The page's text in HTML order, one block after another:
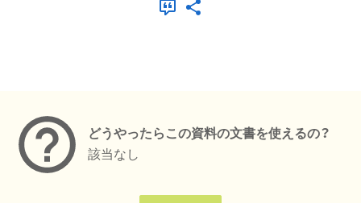
どうやったらこの資料の文書を使えるの？
該当なし